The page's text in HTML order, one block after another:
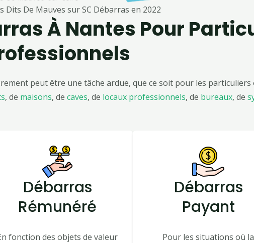
Dits De Mauves sur SC Débarras en 2022
À Nantes Pour
peut être une tâche ardue, que ce soit pour les particuliers
, de maisons, de caves, de locaux professionnels, de bureaux, de
Débarras
Rémunéré
fonction des objets de valeur
Débarras
Payant
Pour les situations où la